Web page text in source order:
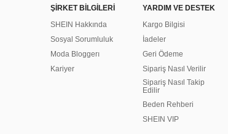
ŞİRKET BİLGİLERİ
SHEIN Hakkında
Sosyal Sorumluluk
Moda Bloggerı
Kariyer
YARDIM VE DESTEK
Kargo Bilgisi
İadeler
Geri Ödeme
Sipariş Nasıl Verilir
Sipariş Nasıl Takip
Edilir
Beden Rehberi
SHEIN VIP